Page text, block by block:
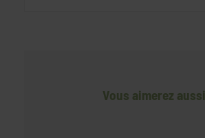
Vous aimerez aussi